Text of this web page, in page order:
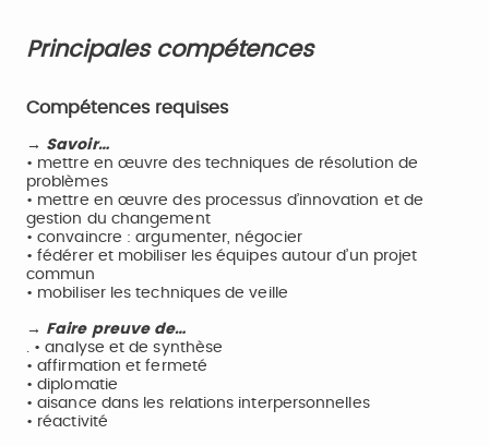
Principales compétences
Compétences requises
→ Savoir…
• mettre en œuvre des techniques de résolution de
problèmes
• mettre en œuvre des processus d’innovation et de
gestion du changement
• convaincre : argumenter, négocier
• fédérer et mobiliser les équipes autour d’un projet
commun
• mobiliser les techniques de veille
→ Faire preuve de…
. • analyse et de synthèse
• affirmation et fermeté
• diplomatie
• aisance dans les relations interpersonnelles
• réactivité